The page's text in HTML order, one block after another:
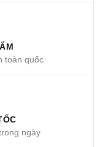
toàn quốc
ngày